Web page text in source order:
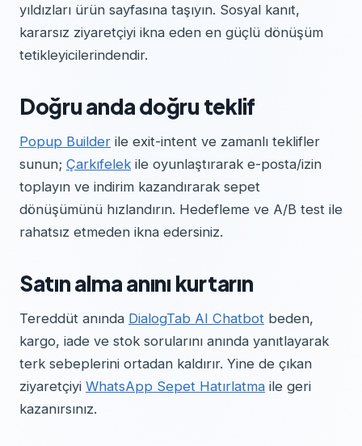
yıldızları ürün sayfasına taşıyın. Sosyal kanıt,
kararsız ziyaretçiyi ikna eden en güçlü dönüşüm
tetikleyicilerindendir.
Doğru anda doğru teklif
Popup Builder ile exit-intent ve zamanlı teklifler
sunun; Çarkıfelek ile oyunlaştırarak e-posta/izin
toplayın ve indirim kazandırarak sepet
dönüşümünü hızlandırın. Hedefleme ve A/B test ile
rahatsız etmeden ikna edersiniz.
Satın alma anını kurtarın
Tereddüt anında DialogTab AI Chatbot beden,
kargo, iade ve stok sorularını anında yanıtlayarak
terk sebeplerini ortadan kaldırır. Yine de çıkan
ziyaretçiyi WhatsApp Sepet Hatırlatma ile geri
kazanırsınız.